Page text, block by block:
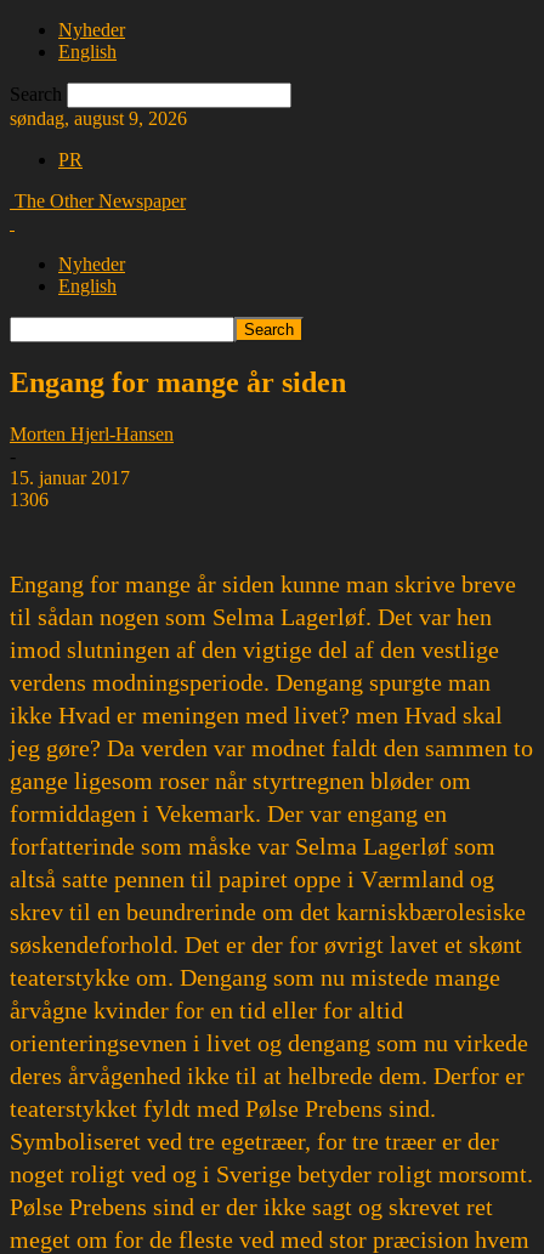
Nyheder
English
Search
søndag, august 9, 2026
PR
The Other Newspaper
Nyheder
English
Engang for mange år siden
Morten Hjerl-Hansen
-
15. januar 2017
1306
Engang for mange år siden kunne man skrive breve
til sådan nogen som Selma Lagerløf. Det var hen
imod slutningen af den vigtige del af den vestlige
verdens modningsperiode. Dengang spurgte man
ikke Hvad er meningen med livet? men Hvad skal
jeg gøre? Da verden var modnet faldt den sammen to
gange ligesom roser når styrtregnen bløder om
formiddagen i Vekemark. Der var engang en
forfatterinde som måske var Selma Lagerløf som
altså satte pennen til papiret oppe i Værmland og
skrev til en beundrerinde om det karniskbærolesiske
søskendeforhold. Det er der for øvrigt lavet et skønt
teaterstykke om. Dengang som nu mistede mange
årvågne kvinder for en tid eller for altid
orienteringsevnen i livet og dengang som nu virkede
deres årvågenhed ikke til at helbrede dem. Derfor er
teaterstykket fyldt med Pølse Prebens sind.
Symboliseret ved tre egetræer, for tre træer er der
noget roligt ved og i Sverige betyder roligt morsomt.
Pølse Prebens sind er der ikke sagt og skrevet ret
meget om for de fleste ved med stor præcision hvem